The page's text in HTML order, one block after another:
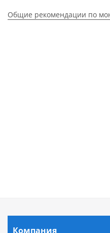
Общие рекомендации по
Компания